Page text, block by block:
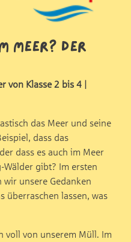
Meer? Der
von Klasse 2 bis 4 |
das Meer und seine
dass das
dass es auch im Meer
Wälder gibt? Im ersten
wir unsere Gedanken
überraschen lassen, was
voll von unserem Müll. Im